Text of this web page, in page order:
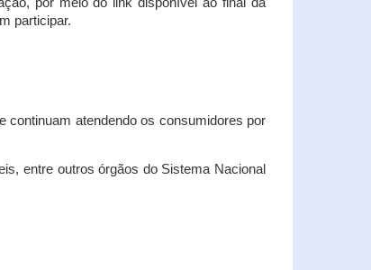
participar.
continuam atendendo os consumidores por
entre outros órgãos do Sistema Nacional